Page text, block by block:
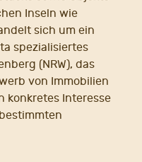
Inseln wie
sich um ein
spezialisiertes
(NRW), das
von Immobilien
konkretes Interesse